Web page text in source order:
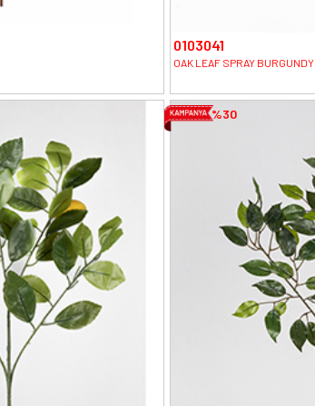
0103041
OAK LEAF SPRAY BURGUNDY
%30